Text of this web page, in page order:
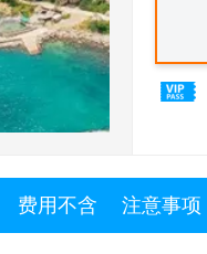
费用不含 注意事项